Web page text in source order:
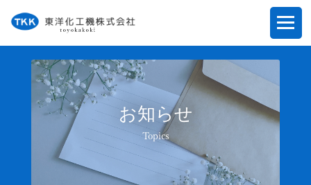
お知らせ
Topics